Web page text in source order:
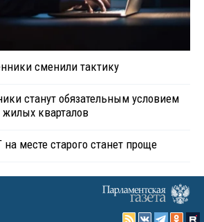
сменили тактику
станут обязательным условием
жилых кварталов
месте старого станет проще